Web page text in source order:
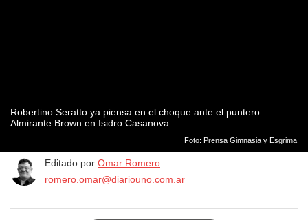
Robertino Seratto ya piensa en el choque ante el puntero
Almirante Brown en Isidro Casanova.
Foto: Prensa Gimnasia y Esgrima
Editado por Omar Romero
romero.omar@diariouno.com.ar